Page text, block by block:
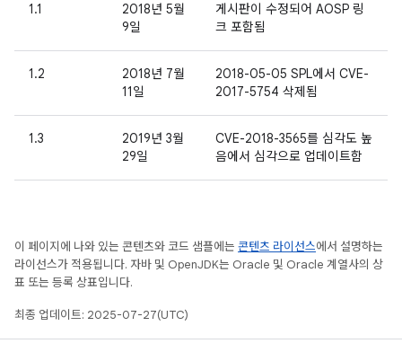
1.1
2018년 5월
9일
게시판이 수정되어 AOSP 링
크 포함됨
1.2
2018년 7월
11일
2018-05-05 SPL에서 CVE-
2017-5754 삭제됨
1.3
2019년 3월
29일
CVE-2018-3565를 심각도 높
음에서 심각으로 업데이트함
이 페이지에 나와 있는 콘텐츠와 코드 샘플에는 콘텐츠 라이선스에서 설명하는
라이선스가 적용됩니다. 자바 및 OpenJDK는 Oracle 및 Oracle 계열사의 상
표 또는 등록 상표입니다.
최종 업데이트: 2025-07-27(UTC)